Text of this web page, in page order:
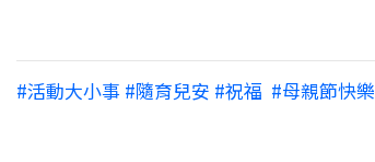
#活動大小事 #隨育兒安 #祝福 ​ #母親節快